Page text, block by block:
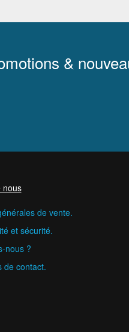
&
nous
de vente.
et sécurité.
nous ?
de contact.